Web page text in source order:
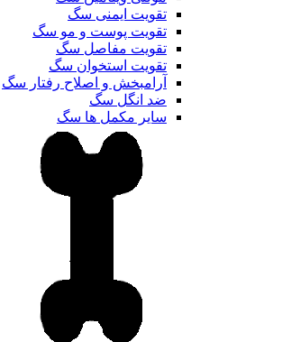
تقویت ایمنی سگ
تقویت پوست و مو سگ
تقویت مفاصل سگ
تقویت استخوان سگ
آرامبخش و اصلاح رفتار سگ
ضد انگل سگ
سایر مکمل ها سگ